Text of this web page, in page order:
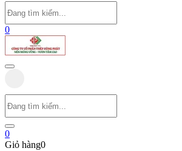
0
0
Giỏ hàng0